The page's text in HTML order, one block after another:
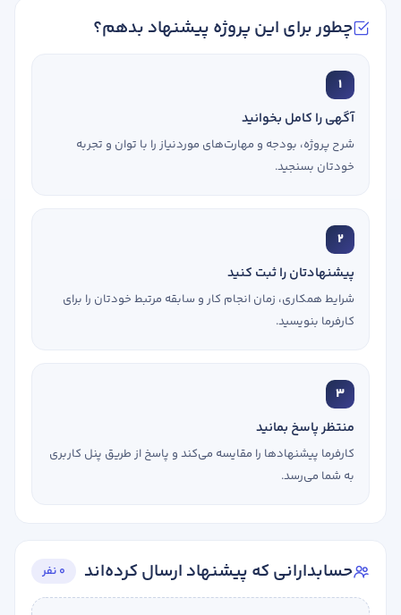
چطور برای این پروژه پیشنهاد بدهم؟
1
آگهی را کامل بخوانید
شرح پروژه، بودجه و مهارت‌های موردنیاز را با توان و تجربه
خودتان بسنجید.
2
پیشنهادتان را ثبت کنید
شرایط همکاری، زمان انجام کار و سابقه مرتبط خودتان را برای
کارفرما بنویسید.
3
منتظر پاسخ بمانید
کارفرما پیشنهادها را مقایسه می‌کند و پاسخ از طریق پنل کاربری
به شما می‌رسد.
حسابدارانی که پیشنهاد ارسال کرده‌اند 0 نفر